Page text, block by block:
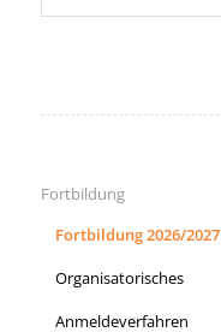
Fortbildung
Fortbildung 2026/2027
Organisatorisches
Anmeldeverfahren